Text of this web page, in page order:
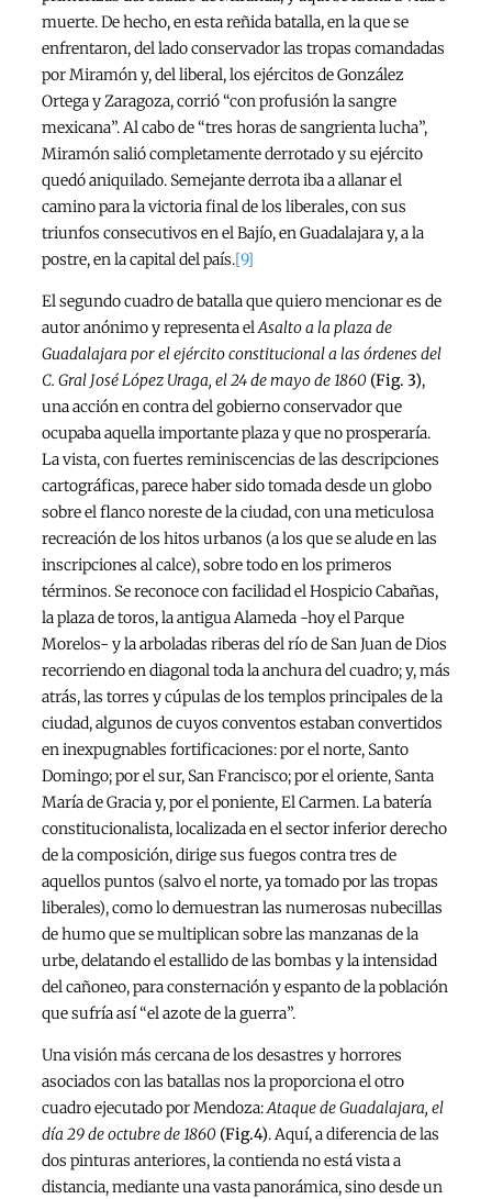
muerte. De hecho, en esta reñida batalla, en la que se
enfrentaron, del lado conservador las tropas comandadas
por Miramón y, del liberal, los ejércitos de González
Ortega y Zaragoza, corrió “con profusión la sangre
mexicana”. Al cabo de “tres horas de sangrienta lucha”,
Miramón salió completamente derrotado y su ejército
quedó aniquilado. Semejante derrota iba a allanar el
camino para la victoria final de los liberales, con sus
triunfos consecutivos en el Bajío, en Guadalajara y, a la
postre, en la capital del país.[9]
El segundo cuadro de batalla que quiero mencionar es de
autor anónimo y representa elAsalto a la plaza de
Guadalajara por el ejército constitucional a las órdenes del
C. Gral José López Uraga, el 24 de mayo de 1860 (Fig. 3),
una acción en contra del gobierno conservador que
ocupaba aquella importante plaza y que no prosperaría.
La vista, con fuertes reminiscencias de las descripciones
cartográficas, parece haber sido tomada desde un globo
sobre el flanco noreste de la ciudad, con una meticulosa
recreación de los hitos urbanos (a los que se alude en las
inscripciones al calce), sobre todo en los primeros
términos. Se reconoce con facilidad el Hospicio Cabañas,
la plaza de toros, la antigua Alameda -hoy el Parque
Morelos- y la arboladas riberas del río de San Juan de Dios
recorriendo en diagonal toda la anchura del cuadro; y, más
atrás, las torres y cúpulas de los templos principales de la
ciudad, algunos de cuyos conventos estaban convertidos
en inexpugnables fortificaciones: por el norte, Santo
Domingo; por el sur, San Francisco; por el oriente, Santa
María de Gracia y, por el poniente, El Carmen. La batería
constitucionalista, localizada en el sector inferior derecho
de la composición, dirige sus fuegos contra tres de
aquellos puntos (salvo el norte, ya tomado por las tropas
liberales), como lo demuestran las numerosas nubecillas
de humo que se multiplican sobre las manzanas de la
urbe, delatando el estallido de las bombas y la intensidad
del cañoneo, para consternación y espanto de la población
que sufría así “el azote de la guerra”.
Una visión más cercana de los desastres y horrores
asociados con las batallas nos la proporciona el otro
cuadro ejecutado por Mendoza:Ataque de Guadalajara, el
día 29 de octubre de 1860 (Fig.4). Aquí, a diferencia de las
dos pinturas anteriores, la contienda no está vista a
distancia, mediante una vasta panorámica, sino desde un